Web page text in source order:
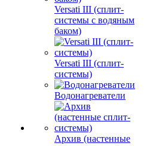
Versati III (сплит-
системы с водяным
баком)
Versati III (сплит-
системы)
Водонагреватели
Архив (настенные